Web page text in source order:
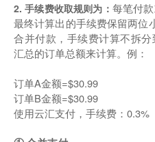
2. 手续费收取规则为： 每笔付
最终计算出的手续费保留两位
合并付款，手续费计算不拆
汇总的订单总额来计算。例：
订单A金额=$30.99
订单B金额=$30.99
使用云汇支付，手续费：0.3%